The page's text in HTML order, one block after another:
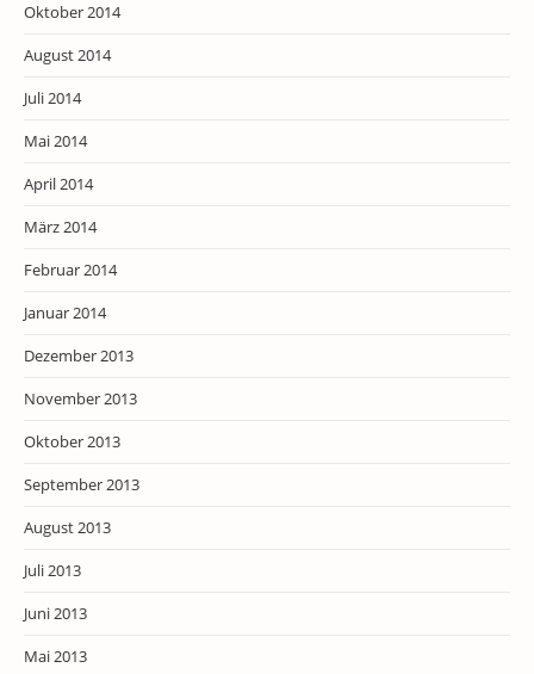
Oktober 2014
August 2014
Juli 2014
Mai 2014
April 2014
März 2014
Februar 2014
Januar 2014
Dezember 2013
November 2013
Oktober 2013
September 2013
August 2013
Juli 2013
Juni 2013
Mai 2013